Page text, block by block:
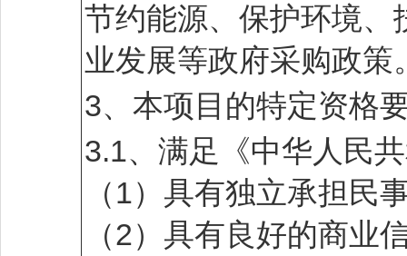
节约能源、保护环境、
业发展等政府采购政策
3、本项目的特定资格
3.1、满足《中华人民
（1）具有独立承担民
（2）具有良好的商业